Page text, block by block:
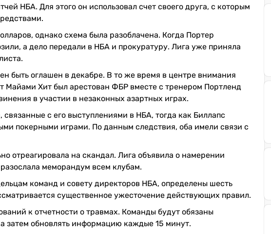
НБА. Для этого он использовал счет своего друга, с которым
однако схема была разоблачена. Когда Портер
а дело передали в НБА и прокуратуру. Лига уже приняла
быть оглашен в декабре. В то же время в центре внимания
Майами Хит был арестован ФБР вместе с тренером Портленд
в участии в незаконных азартных играх.
с его выступлениями в НБА, тогда как Биллапс
покерными играми. По данным следствия, оба имели связи с
отреагировала на скандал. Лига объявила о намерении
меморандум всем клубам.
команд и совету директоров НБА, определены шесть
существенное ужесточение действующих правил.
к отчетности о травмах. Команды будут обязаны
затем обновлять информацию каждые 15 минут.